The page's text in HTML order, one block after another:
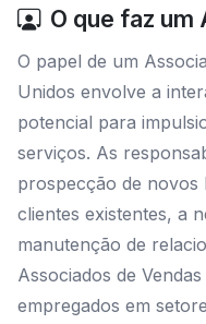
O que faz um
O papel de um
Unidos envolve a
potencial para
serviços. As
prospecção de novos
clientes existentes, a
manutenção de
Associados de
empregados em